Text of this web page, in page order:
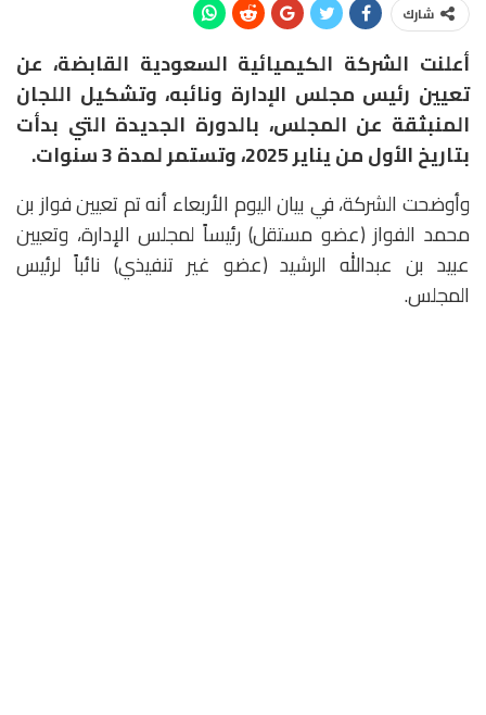
شارك
أعلنت الشركة الكيميائية السعودية القابضة، عن
تعيين رئيس مجلس الإدارة ونائبه، وتشكيل اللجان
المنبثقة عن المجلس، بالدورة الجديدة التي بدأت
بتاريخ الأول من يناير 2025، وتستمر لمدة 3 سنوات.
وأوضحت الشركة، في بيان اليوم الأربعاء أنه تم تعيين فواز بن
محمد الفواز (عضو مستقل) رئيساً لمجلس الإدارة، وتعيين
عبيد بن عبدالله الرشيد (عضو غير تنفيذي) نائباً لرئيس
المجلس.